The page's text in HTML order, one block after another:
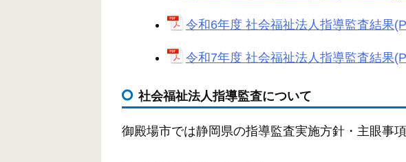
令和6年度 社会福祉法人指導監査結果
令和7年度 社会福祉法人指導監査結果
社会福祉法人指導監査について
御殿場市では静岡県の指導監査実施方針・主眼事